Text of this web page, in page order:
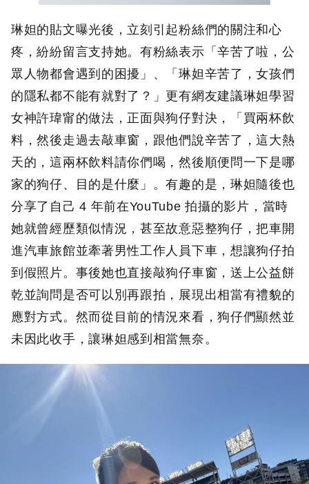
琳妲的貼文曝光後，立刻引起粉絲們的關注和心
疼，紛紛留言支持她。有粉絲表示「辛苦了啦，公
眾人物都會遇到的困擾」、「琳妲辛苦了，女孩們
的隱私都不能有就對了？」更有網友建議琳妲學習
女神許瑋甯的做法，正面與狗仔對決，「買兩杯飲
料，然後走過去敲車窗，跟他們說辛苦了，這大熱
天的，這兩杯飲料請你們喝，然後順便問一下是哪
家的狗仔、目的是什麼」。有趣的是，琳妲隨後也
分享了自己 4 年前在YouTube 拍攝的影片，當時
她就曾經歷類似情況，甚至故意惡整狗仔，把車開
進汽車旅館並牽著男性工作人員下車，想讓狗仔拍
到假照片。事後她也直接敲狗仔車窗，送上公益餅
乾並詢問是否可以別再跟拍，展現出相當有禮貌的
應對方式。然而從目前的情況來看，狗仔們顯然並
未因此收手，讓琳妲感到相當無奈。